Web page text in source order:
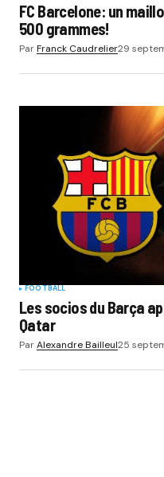
FC Barcelone: un
500 grammes!
ParFranck Caudrelier29
FOOTBALL
Les socios du Barça
Qatar
ParAlexandre Bailleul25